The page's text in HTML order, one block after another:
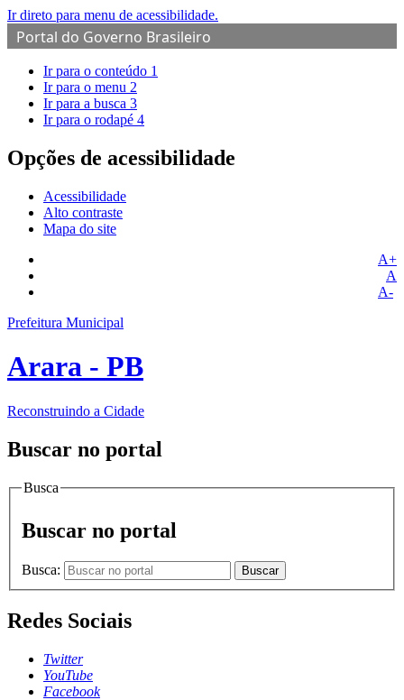
Ir direto para menu de acessibilidade.
Portal do Governo Brasileiro
Ir para o conteúdo 1
Ir para o menu 2
Ir para a busca 3
Ir para o rodapé 4
Opções de acessibilidade
Acessibilidade
Alto contraste
Mapa do site
A+
A
A-
Prefeitura Municipal
Arara - PB
Reconstruindo a Cidade
Buscar no portal
Busca
Buscar no portal
Busca: Buscar
Redes Sociais
Twitter
YouTube
Facebook